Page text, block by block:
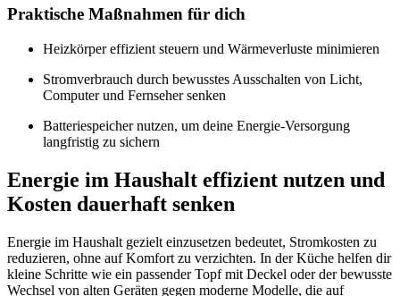
Praktische Maßnahmen für dich
Heizkörper effizient steuern und Wärmeverluste minimieren
Stromverbrauch durch bewusstes Ausschalten von Licht,
Computer und Fernseher senken
Batteriespeicher nutzen, um deine Energie-Versorgung
langfristig zu sichern
Energie im Haushalt effizient nutzen und
Kosten dauerhaft senken
Energie im Haushalt gezielt einzusetzen bedeutet, Stromkosten zu
reduzieren, ohne auf Komfort zu verzichten. In der Küche helfen dir
kleine Schritte wie ein passender Topf mit Deckel oder der bewusste
Wechsel von alten Geräten gegen moderne Modelle, die auf